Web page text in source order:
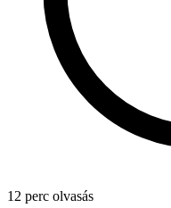
12 perc olvasás